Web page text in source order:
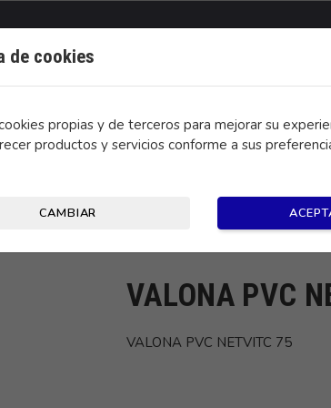
de cookies
propias y de terceros para mejorar su
productos y servicios conforme a sus
CAMBIAR
VALONA PVC
VALONA PVC NETVITC 75